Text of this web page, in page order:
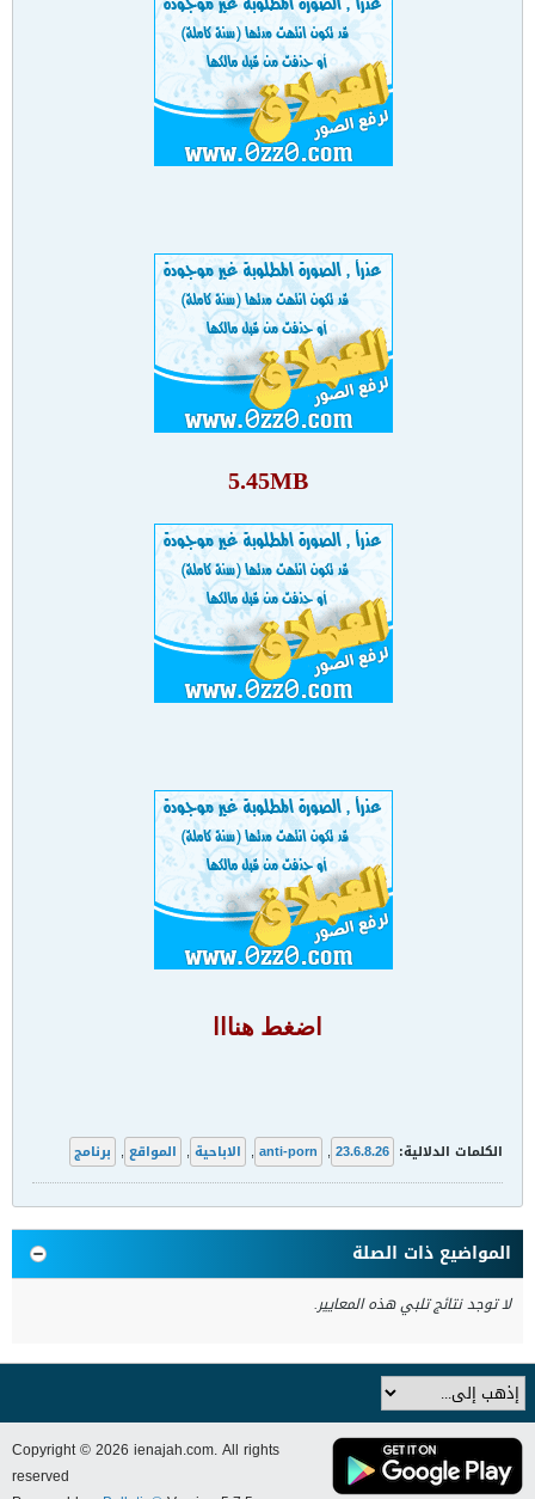
5.45MB
اضغط هنااا
الكلمات الدلالية: 23.6.8.26
,
anti-porn
, الاباحية , المواقع , برنامج
المواضيع ذات الصلة
لا توجد نتائج تلبي هذه المعايير.
Copyright © 2026 ienajah.com. All rights
reserved